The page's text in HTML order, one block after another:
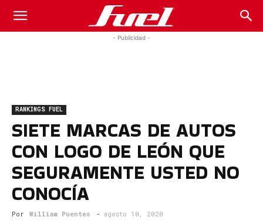
Fuel
Magazine
- Publicidad -
RANKINGS FUEL
SIETE MARCAS DE AUTOS
CON LOGO DE LEÓN QUE
SEGURAMENTE USTED NO
CONOCÍA
Por William Puentes - agosto 10, 2020